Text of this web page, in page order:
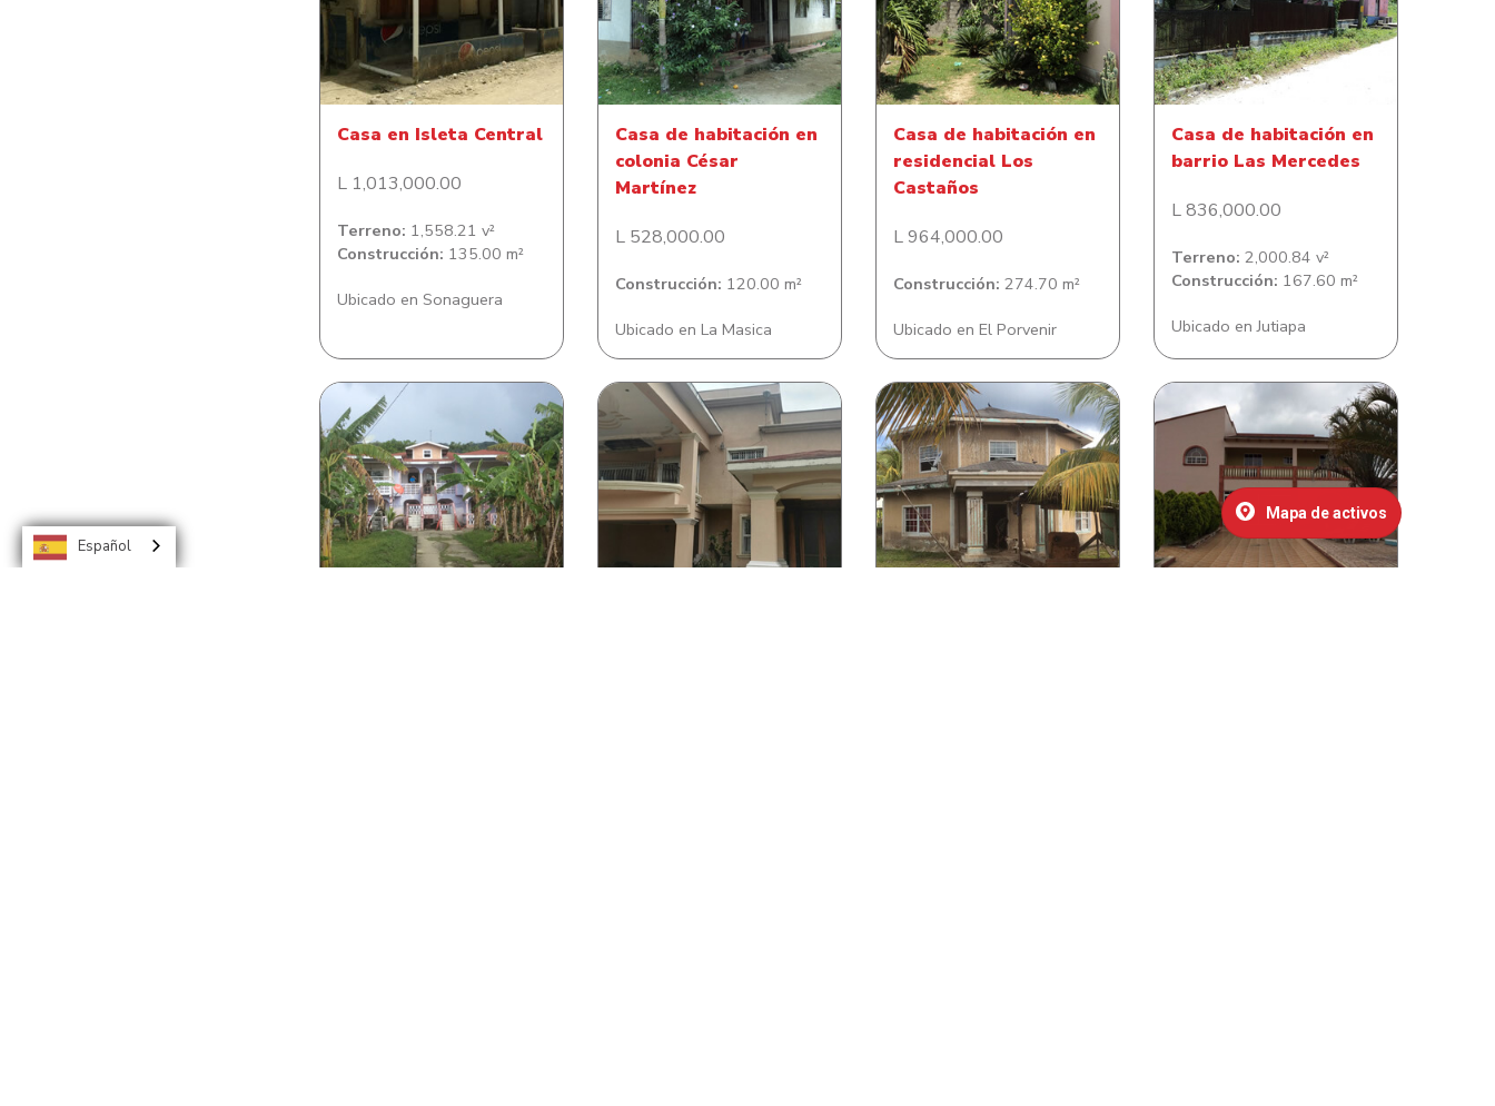
Casa en Isleta Central
Casa en Isleta Central
L 1,013,000.00
Terreno: 1,558.21 v²
Construcción: 135.00 m²
Ubicado en Sonaguera
Casa de habitación en
colonia César Martínez
Casa de habitación en
colonia César
Martínez
L 528,000.00
Construcción: 120.00 m²
Ubicado en La Masica
Casa de habitación en
residencial Los Castaños
Casa de habitación en
residencial Los
Castaños
L 964,000.00
Construcción: 274.70 m²
Ubicado en El Porvenir
Casa de habitación en barrio
Las Mercedes
Casa de habitación en
barrio Las Mercedes
L 836,000.00
Terreno: 2,000.84 v²
Construcción: 167.60 m²
Ubicado en Jutiapa
Casa de habitación
Savannah Bight
Casa de habitación en
Colonia El Sauce
Casa de habitación en
Savanna Bight
Casa de habitación en
Residencial Rosa Maria
Español